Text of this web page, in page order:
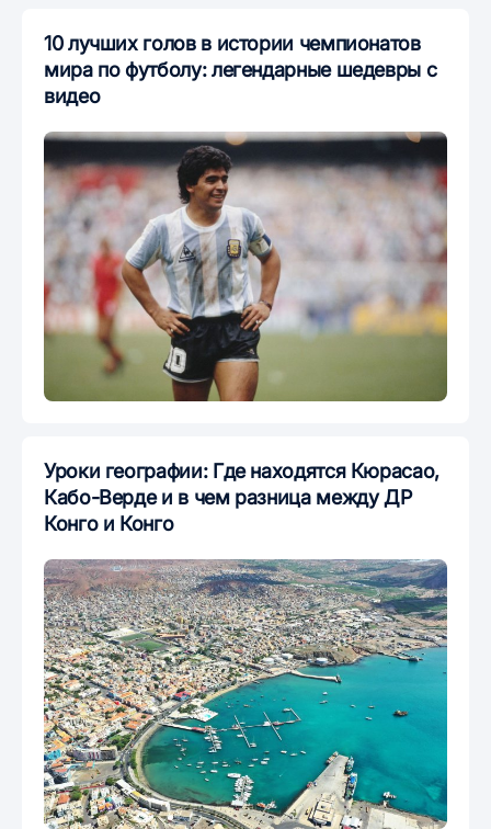
10 лучших голов в истории чемпионатов
мира по футболу: легендарные шедевры с
видео
Уроки географии: Где находятся Кюрасао,
Кабо-Верде и в чем разница между ДР
Конго и Конго